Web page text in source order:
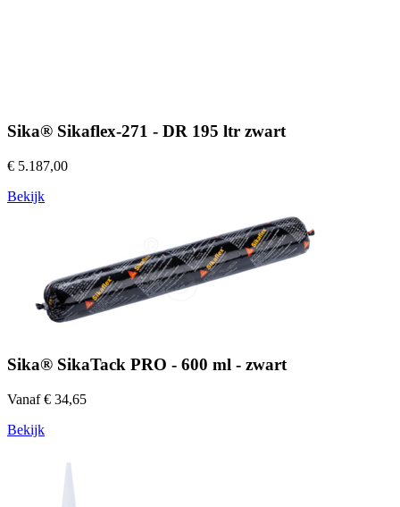
Sika® Sikaflex-271 - DR 195 ltr zwart
€ 5.187,00
Bekijk
Sika® SikaTack PRO - 600 ml - zwart
Vanaf € 34,65
Bekijk